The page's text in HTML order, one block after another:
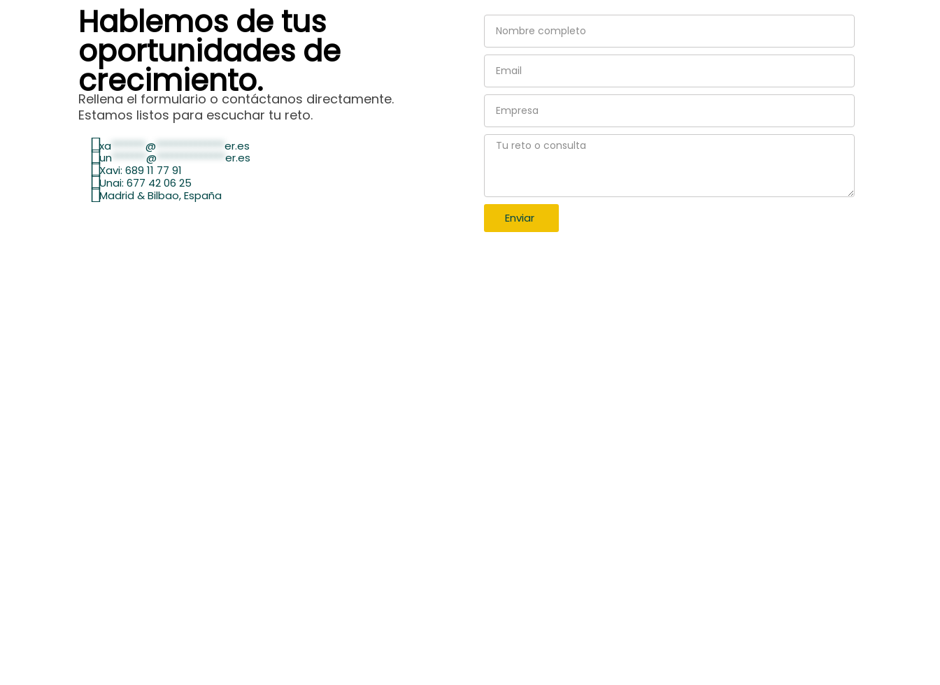
Hablemos de tus
oportunidades de
crecimiento.
Rellena el formulario o contáctanos directamente.
Estamos listos para escuchar tu reto.
xa @
er.es
un*******@ **************er.es
Xavi: 689 11 77 91
Unai: 677 42 06 25
Madrid & Bilbao, España
completo
Enviar